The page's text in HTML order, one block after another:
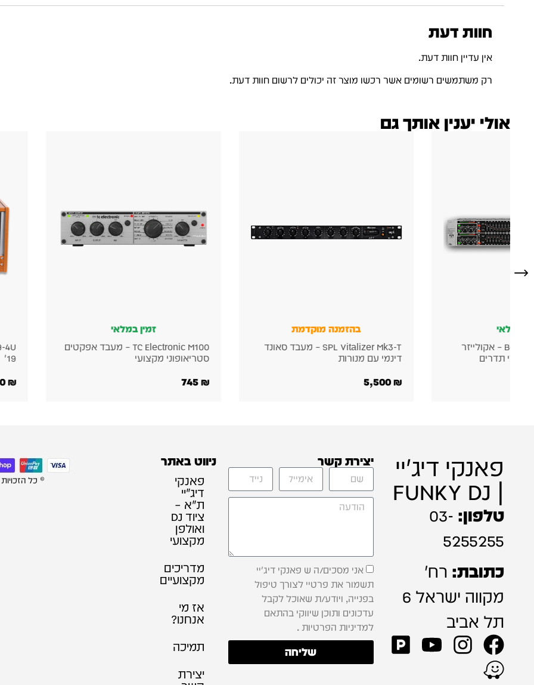
חוות דעת
אין עדיין חוות דעת.
רק משתמשים רשומים אשר רכשו מוצר זה יכולים לרשום חוות דעת.
אולי יענין אותך גם
מוקדמת
SPL Vitalizer Mk3-T – מעבד סאונד
זמין במלאי
TC Electronic M100 – מעבד אפקטים
סטריאופוני מקצועי
₪
745
זמין במלאי
Alctron GC19-4U ראק שולחני לציוד
19״
₪
590
פרה
₪
9,300
פאנקי דיג'יי
| FUNKY DJ
טלפון: 03-
5255255
כתובת: רח'
מקווה ישראל 6
תל אביב
יצירת קשר
אני מסכים/ה ש פאנקי דיג'יי
תשמור את פרטיי לצורך טיפול
בפנייה, ויודע/ת שאוכל לקבל
עדכונים ותוכן שיווקי בהתאם
למדיניות הפרטיות .
שליחה
ניווט באתר
פאנקי
דיג׳יי
ת"א –
ציוד DJ
ואולפן
מקצועי
מדריכים
מקצועיים
אז מי
אנחנו?
תמיכה
יצירת
© כל